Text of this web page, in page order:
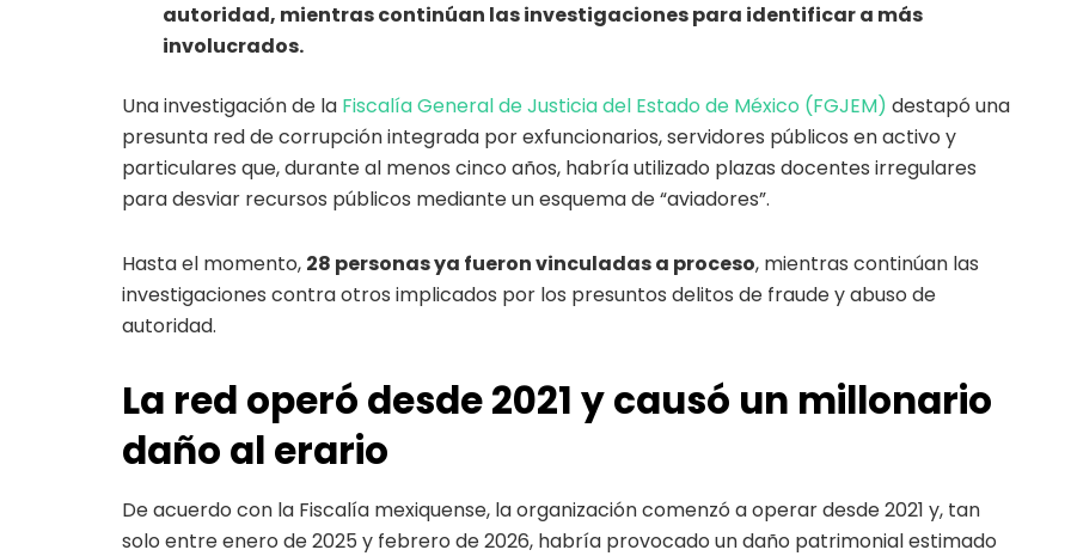
autoridad, mientras continúan las investigaciones para identificar a más
involucrados.
Una investigación de la Fiscalía General de Justicia del Estado de México (FGJEM) destapó una
presunta red de corrupción integrada por exfuncionarios, servidores públicos en activo y
particulares que, durante al menos cinco años, habría utilizado plazas docentes irregulares
para desviar recursos públicos mediante un esquema de “aviadores”.
Hasta el momento, 28 personas ya fueron vinculadas a proceso, mientras continúan las
investigaciones contra otros implicados por los presuntos delitos de fraude y abuso de
autoridad.
La red operó desde 2021 y causó un millonario
daño al erario
De acuerdo con la Fiscalía mexiquense, la organización comenzó a operar desde 2021 y, tan
solo entre enero de 2025 y febrero de 2026, habría provocado un daño patrimonial estimado